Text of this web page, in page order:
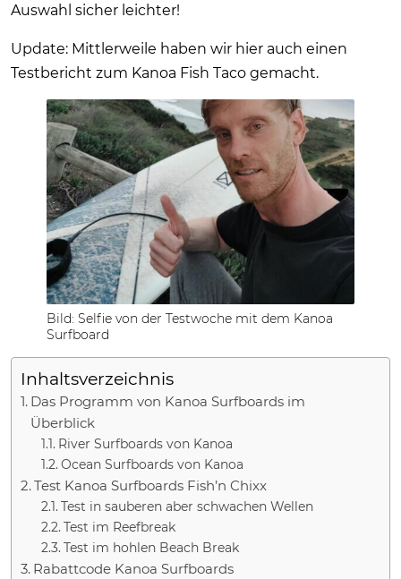
Auswahl sicher leichter!
Update: Mittlerweile haben wir hier auch einen
Testbericht zum Kanoa Fish Taco gemacht.
Bild: Selfie von der Testwoche mit dem Kanoa
Surfboard
Inhaltsverzeichnis
Das Programm von Kanoa Surfboards im
Überblick
River Surfboards von Kanoa
Ocean Surfboards von Kanoa
Test Kanoa Surfboards Fish’n Chixx
Test in sauberen aber schwachen Wellen
Test im Reefbreak
Test im hohlen Beach Break
Rabattcode Kanoa Surfboards